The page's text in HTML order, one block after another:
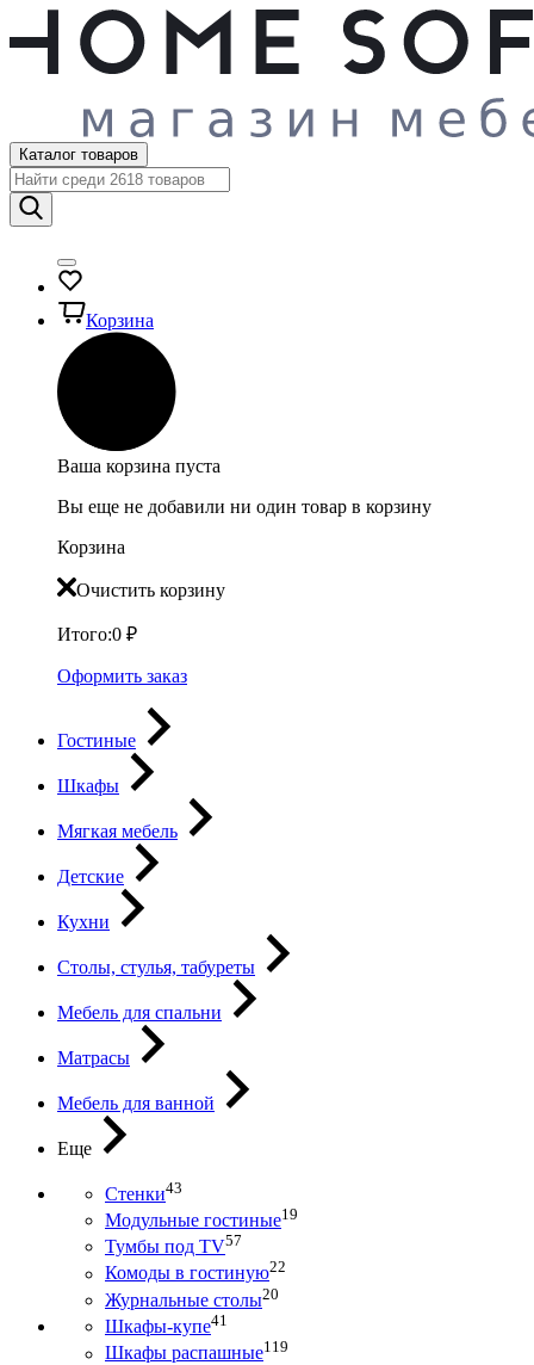
Каталог товаров
Корзина
Ваша корзина пуста
Вы еще не добавили ни один товар в корзину
Корзина
Очистить корзину
Итого:0 ₽
Оформить заказ
Гостиные
Шкафы
Мягкая мебель
Детские
Кухни
Столы, стулья, табуреты
Мебель для спальни
Матрасы
Мебель для ванной
Еще
Стенки43
Модульные гостиные19
Тумбы под ТV57
Комоды в гостиную22
Журнальные столы20
Шкафы-купе41
Шкафы распашные119